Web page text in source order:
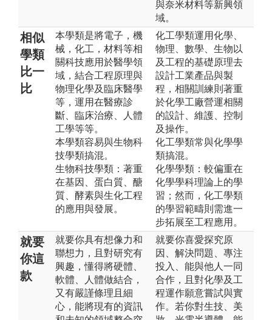
與奈米材料等新興領
域。
相似
學類
比一
比
本學類是將電子，機
械，化工，材料等相
關科技應用於醫學領
域，結合工程原理與
物理化學及臨床醫學
等，運用在醫療診
斷、臨床治療、人體
工學等等。
本學類容易與生物科
技學類搞混。
生物科技學類：著重
在基因、蛋白質、醣
質、酵素與生化工程
的應用與發展。
化工學類運用化學、
物理、數學、生物以
及工程的基礎原理去
設計工業產品與製
程，相關訓練則著重
於化學工廠營運相關
的設計、維護、控制
及操作。
化工學類常與化學學
類搞混。
化學學類：較偏重在
化學學科理論上的學
習；然而，化工學類
的學習範疇則需進一
步拓展至工程應用。
就要
你這
款
就要你具有想像力和
聯想力，且對研究有
興趣，懂得將硬體、
軟體、人體做結合，
又有嚴謹條理且細
心，能將現有的資訊
就要你喜愛探究原
因、解決問題、專注
投入、能與他人一同
合作，且對化學及工
程運作願意嘗試與實
作。若你對生技、美